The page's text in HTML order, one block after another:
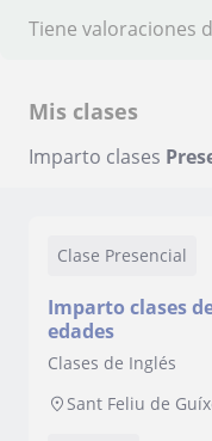
Tiene valoraciones
Mis clases
Imparto clases
Clase Presencial
Imparto clases
edades
Clases de Inglés
Sant Feliu de